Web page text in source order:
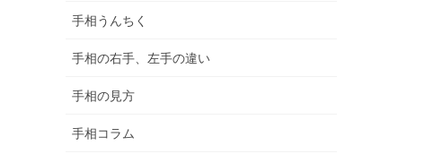
手相うんちく
手相の右手、左手の違い
手相の見方
手相コラム